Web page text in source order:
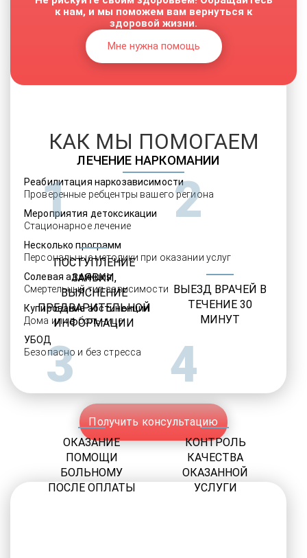
ЛЕЧЕНИЕ НАРКОМАНИИ
Реабилитация наркозависимости
Проверенные ребцентры вашего региона
Мероприятия детоксикации
Стационарное лечение
Несколько программ
Персональные методики при оказании услуг
Солевая аддикция
Смертельный тип зависимости
Купирование абстиненции
Дома или в больнице
УБОД
Безопасно и без стресса
Получить консультацию
к нам, и мы поможем вам вернуться к
здоровой жизни.
Мне нужна помощь
КАК МЫ ПОМОГАЕМ
1
ПОСТУПЛЕНИЕ
ЗАЯВКИ,
ВЫЯСНЕНИЕ
ПРЕДВАРИТЕЛЬНОЙ
ИНФОРМАЦИИ
2
ВЫЕЗД ВРАЧЕЙ В
ТЕЧЕНИЕ 30
МИНУТ
3
ОКАЗАНИЕ
ПОМОЩИ
БОЛЬНОМУ
ПОСЛЕ ОПЛАТЫ
4
КОНТРОЛЬ
КАЧЕСТВА
ОКАЗАННОЙ
УСЛУГИ